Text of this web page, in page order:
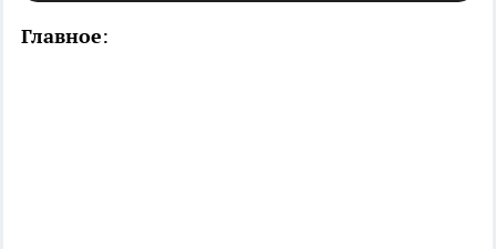
Главное: